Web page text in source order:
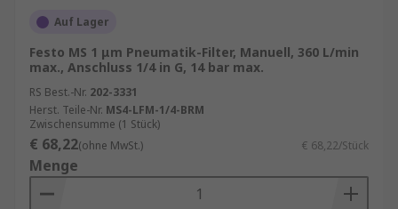
Auf Lager
Festo MS 1 μm Pneumatik-Filter, Manuell, 360 L/min
max., Anschluss 1/4 in G, 14 bar max.
RS Best.-Nr. 202-3331
Herst. Teile-Nr. MS4-LFM-1/4-BRM
Zwischensumme (1 Stück)
€ 68,22(ohne MwSt.) € 68,22/Stück
Menge